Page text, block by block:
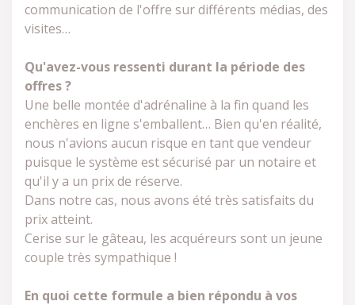
communication de l'offre sur différents médias, des
visites…
Qu'avez-vous ressenti durant la période des
offres ?
Une belle montée d'adrénaline à la fin quand les
enchères en ligne s'emballent… Bien qu'en réalité,
nous n'avions aucun risque en tant que vendeur
puisque le système est sécurisé par un notaire et
qu'il y a un prix de réserve.
Dans notre cas, nous avons été très satisfaits du
prix atteint.
Cerise sur le gâteau, les acquéreurs sont un jeune
couple très sympathique !
En quoi cette formule a bien répondu à vos